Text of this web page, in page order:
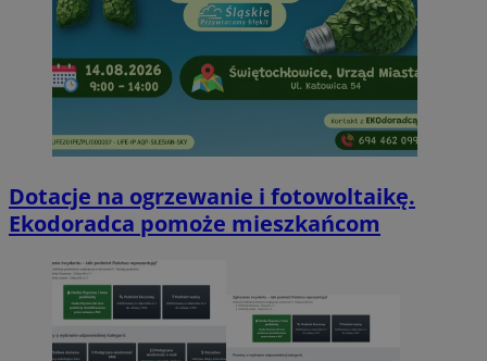
Dotacje na ogrzewanie i fotowoltaikę.
Ekodoradca pomoże mieszkańcom